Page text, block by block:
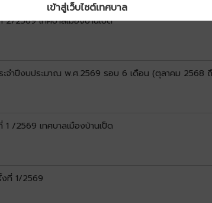
2/2569 เทศบาลเมืองบ้านเป็ด
ระจำปีงบประมาณ พ.ศ.2569 รอบ 6 เดือน (ตุลาคม 2568
/2569 เทศบาลเมืองบ้านเป็ด
งที่ 1/2569
เข้าสู่เว็บไซต์เทศบาล